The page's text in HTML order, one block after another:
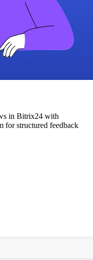
in Bitrix24 with
for structured feedback